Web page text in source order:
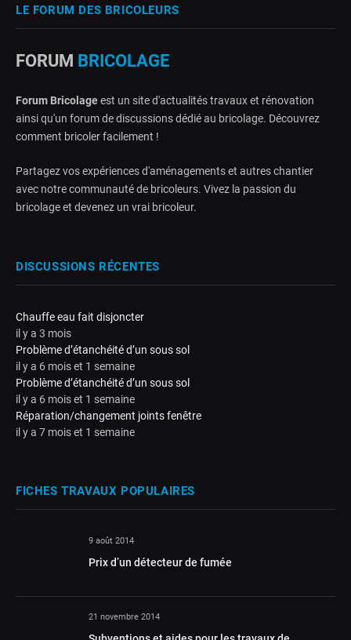
LE FORUM DES BRICOLEURS
FORUM BRICOLAGE
Forum Bricolageest un site d'actualités travaux et rénovation
ainsi qu'un forum de discussions dédié au bricolage. Découvrez
comment bricoler facilement !
Partagez vos expériences d'aménagements et autres chantier
avec notre communauté de bricoleurs. Vivez la passion du
bricolage et devenez un vrai bricoleur.
DISCUSSIONS RÉCENTES
Chauffe eau fait disjoncter
il y a 3 mois
Problème d’étanchéité d’un sous sol
il y a 6 mois et 1 semaine
Problème d’étanchéité d’un sous sol
il y a 6 mois et 1 semaine
Réparation/changement joints fenêtre
il y a 7 mois et 1 semaine
FICHES TRAVAUX POPULAIRES
9 août 2014
Prix d’un détecteur de fumée
21 novembre 2014